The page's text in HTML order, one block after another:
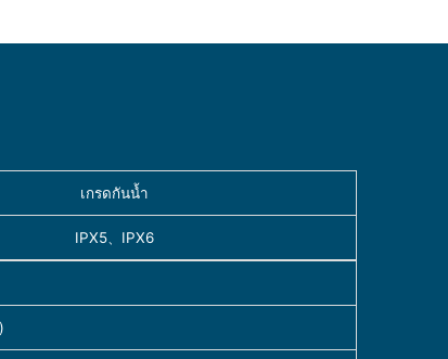
เกรดกันน้ำ
IPX5、IPX6